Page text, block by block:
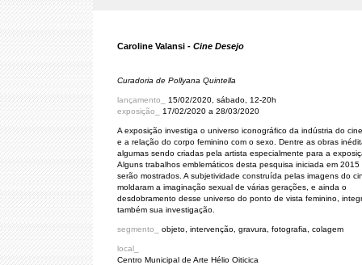
Caroline Valansi - Cine Desejo
Curadoria de Pollyana Quintella
lançamento_ 15/02/2020, sábado, 12-20h
exposição_ 17/02/2020 a 28/03/2020
A exposição investiga o universo iconográfico da indústria do
e a relação do corpo feminino com o sexo. Dentre as obras
algumas sendo criadas pela artista especialmente para a
Alguns trabalhos emblemáticos desta pesquisa iniciada em 2015
serão mostrados. A subjetividade construída pelas imagens do
moldaram a imaginação sexual de várias gerações, e ainda o
desdobramento desse universo do ponto de vista feminino,
também sua investigação.
segmento_ objeto, intervenção, gravura, fotografia, colagem
local_
Centro Municipal de Arte Hélio Oiticica